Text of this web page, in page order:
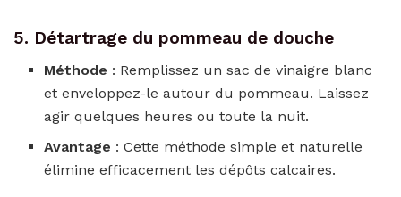
5. Détartrage du pommeau de douche
Méthode : Remplissez un sac de vinaigre blanc
et enveloppez-le autour du pommeau. Laissez
agir quelques heures ou toute la nuit.
Avantage : Cette méthode simple et naturelle
élimine efficacement les dépôts calcaires.